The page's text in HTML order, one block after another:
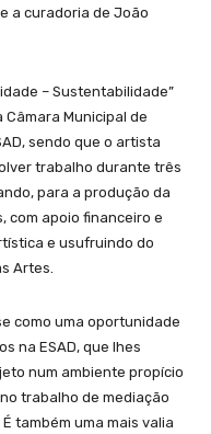
a curadoria de João
– Sustentabilidade”
Municipal de
sendo que o artista
trabalho durante três
para a produção da
com apoio financeiro e
e usufruindo do
Artes.
como uma oportunidade
na ESAD, que lhes
num ambiente propício
trabalho de mediação
também uma mais valia